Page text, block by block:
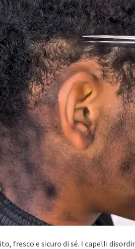
fresco e sicuro di sé. I capelli